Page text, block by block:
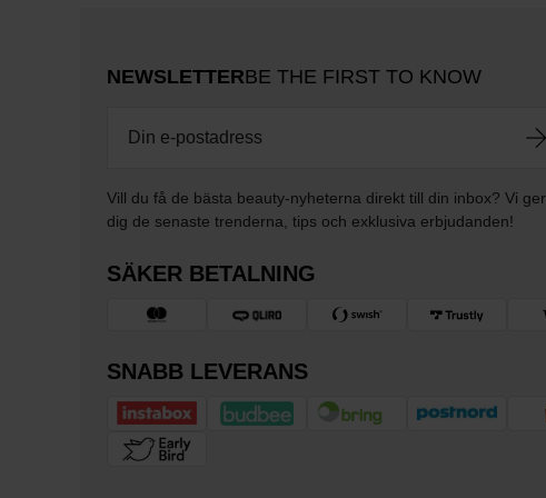
NEWSLETTERBE THE FIRST TO KNOW
Vill du få de bästa beauty-nyheterna direkt till din inbox? Vi ger
dig de senaste trenderna, tips och exklusiva erbjudanden!
SÄKER BETALNING
SNABB LEVERANS